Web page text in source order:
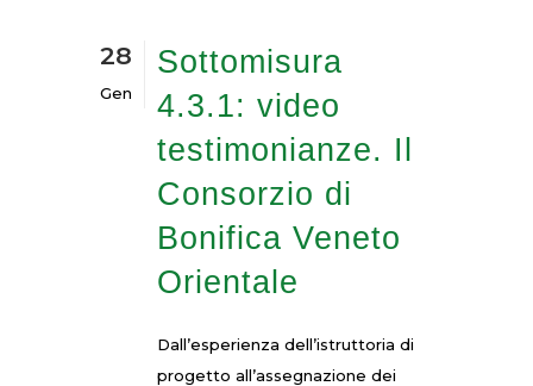
28
Gen
Sottomisura
4.3.1: video
testimonianze. Il
Consorzio di
Bonifica Veneto
Orientale
Dall’esperienza dell’istruttoria di
progetto all’assegnazione dei